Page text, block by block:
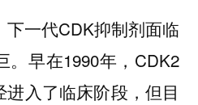
一代CDK抑制剂面临
。早在1990年，CDK2
入了临床阶段，但目